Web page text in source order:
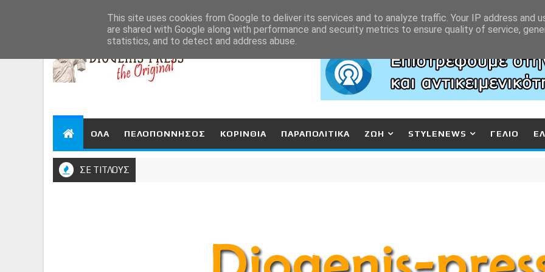
ΟΛΑ ΠΕΛΟΠΟΝΝΗΣΟΣ ΚΟΡΙΝΘΙΑ ΠΑΡΑΠΟΛΙΤΙΚΑ ΖΩΗ STYLENEWS ΓΕΛΙΟ
ΣΕ ΤΙΤΛΟΥΣ
This site uses cookies from Google to deliver its services and to analyze traffic. Your IP address and
are shared with Google along with performance and security metrics to ensure quality of service,
statistics, and to detect and address abuse.